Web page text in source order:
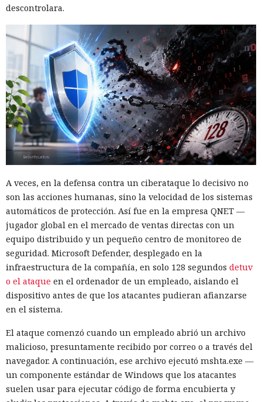
descontrolara.
A veces, en la defensa contra un ciberataque lo decisivo no
son las acciones humanas, sino la velocidad de los sistemas
automáticos de protección. Así fue en la empresa QNET —
jugador global en el mercado de ventas directas con un
equipo distribuido y un pequeño centro de monitoreo de
seguridad. Microsoft Defender, desplegado en la
infraestructura de la compañía, en solo 128 segundos detuv
o el ataque en el ordenador de un empleado, aislando el
dispositivo antes de que los atacantes pudieran afianzarse
en el sistema.
El ataque comenzó cuando un empleado abrió un archivo
malicioso, presuntamente recibido por correo o a través del
navegador. A continuación, ese archivo ejecutó mshta.exe —
un componente estándar de Windows que los atacantes
suelen usar para ejecutar código de forma encubierta y